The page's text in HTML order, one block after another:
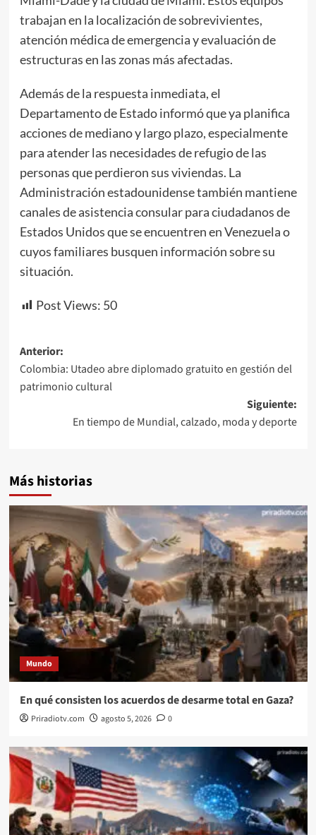
trabajan en la localización de sobrevivientes,
atención médica de emergencia y evaluación de
estructuras en las zonas más afectadas.
Además de la respuesta inmediata, el
Departamento de Estado informó que ya planifica
acciones de mediano y largo plazo, especialmente
para atender las necesidades de refugio de las
personas que perdieron sus viviendas. La
Administración estadounidense también mantiene
canales de asistencia consular para ciudadanos de
Estados Unidos que se encuentren en Venezuela o
cuyos familiares busquen información sobre su
situación.
Post Views: 50
Navegación
de
entradas
Anterior:
Colombia: Utadeo abre diplomado gratuito en gestión del
patrimonio cultural
Siguiente:
En tiempo de Mundial, calzado, moda y deporte
Más historias
Mundo
En qué consisten los acuerdos de desarme total en Gaza?
Priradiotv.com agosto 5, 2026 0